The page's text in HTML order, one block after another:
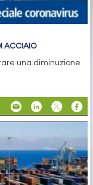
ACCIAIO
una diminuzione